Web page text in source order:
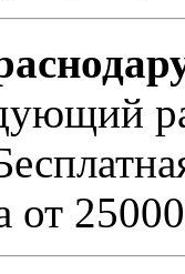
от